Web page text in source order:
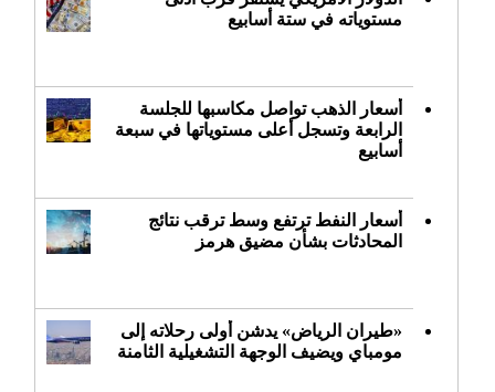
مستوياته في ستة أسابيع
أسعار الذهب تواصل مكاسبها للجلسة
الرابعة وتسجل أعلى مستوياتها في سبعة
أسابيع
أسعار النفط ترتفع وسط ترقب نتائج
المحادثات بشأن مضيق هرمز
«طيران الرياض» يدشن أولى رحلاته إلى
مومباي ويضيف الوجهة التشغيلية الثامنة